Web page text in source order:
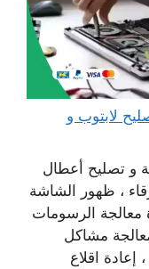
الزور 65511033 تصليح لابتوب و
و تصليح أعطال
، ظهور الشاشة
الرسومات
مشاكل
إعادة اقلاع